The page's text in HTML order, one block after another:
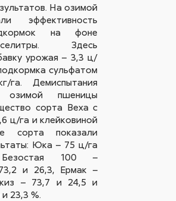
На озимой
эффективность
на фоне
Здесь
урожая – 3,3 ц/
сульфатом
га. Демиспытания
пшеницы
сорта Веха с
ц/га и клейковиной
сорта показали
Юка – 75 ц/га
100 –
и 26,3, Ермак –
– 73,7 и 24,5 и
23,3 %.